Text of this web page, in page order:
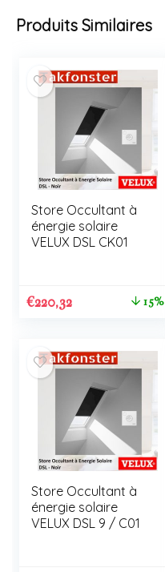
Produits Similaires
Store Occultant à
énergie solaire
VELUX DSL CK01
€220,32 15%
Store Occultant à
énergie solaire
VELUX DSL 9 / C01